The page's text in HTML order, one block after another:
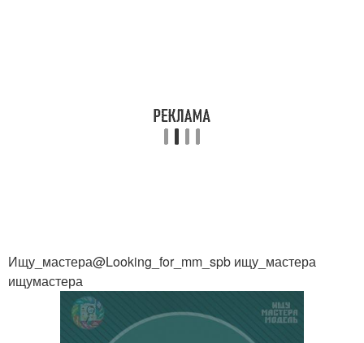
Ищу_мастера@Looking_for_mm_spb ищу_мастера
ищумастера